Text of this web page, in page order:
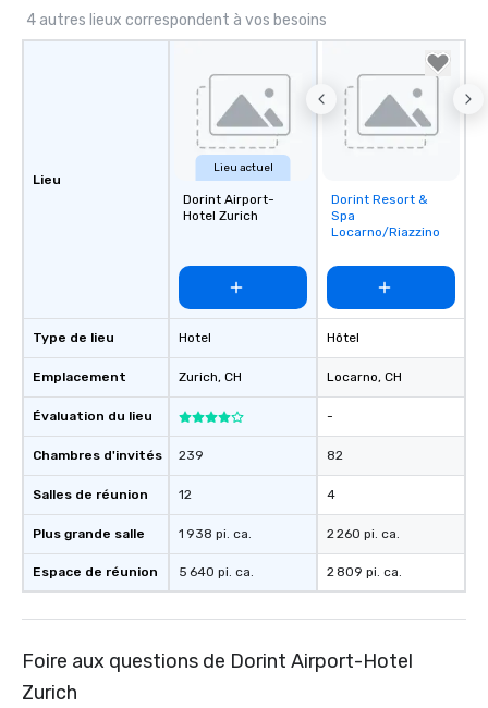
4 autres lieux correspondent à vos besoins
Lieu
Type de lieu
Emplacement
Évaluation du lieu
Chambres d'invités
Salles de réunion
Plus grande salle
Espace de réunion
Lieu actuel
Dorint Airport-
Hotel Zurich
Hotel
Zurich, CH
239
12
1 938 pi. ca.
5 640 pi. ca.
Removed from
favorites
Dorint Resort &
Spa
Locarno/Riazzino
Hôtel
Locarno, CH
-
82
4
2 260 pi. ca.
2 809 pi. ca.
Foire aux questions de Dorint Airport-Hotel
Zurich